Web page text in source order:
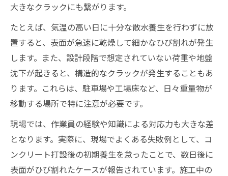
大きなクラックにも繋がります。
たとえば、気温の高い日に十分な散水養生を行わずに放
置すると、表面が急速に乾燥して細かなひび割れが発生
します。また、設計段階で想定されていない荷重や地盤
沈下が起きると、構造的なクラックが発生することもあ
ります。これらは、駐車場や工場床など、日々重量物が
移動する場所で特に注意が必要です。
現場では、作業員の経験や知識による対応力も大きな差
となります。実際に、現場でよくある失敗例として、コ
ンクリート打設後の初期養生を怠ったことで、数日後に
表面がひび割れたケースが報告されています。施工中の